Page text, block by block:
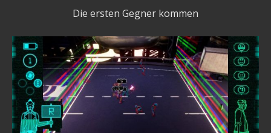
Die ersten Gegner kommen